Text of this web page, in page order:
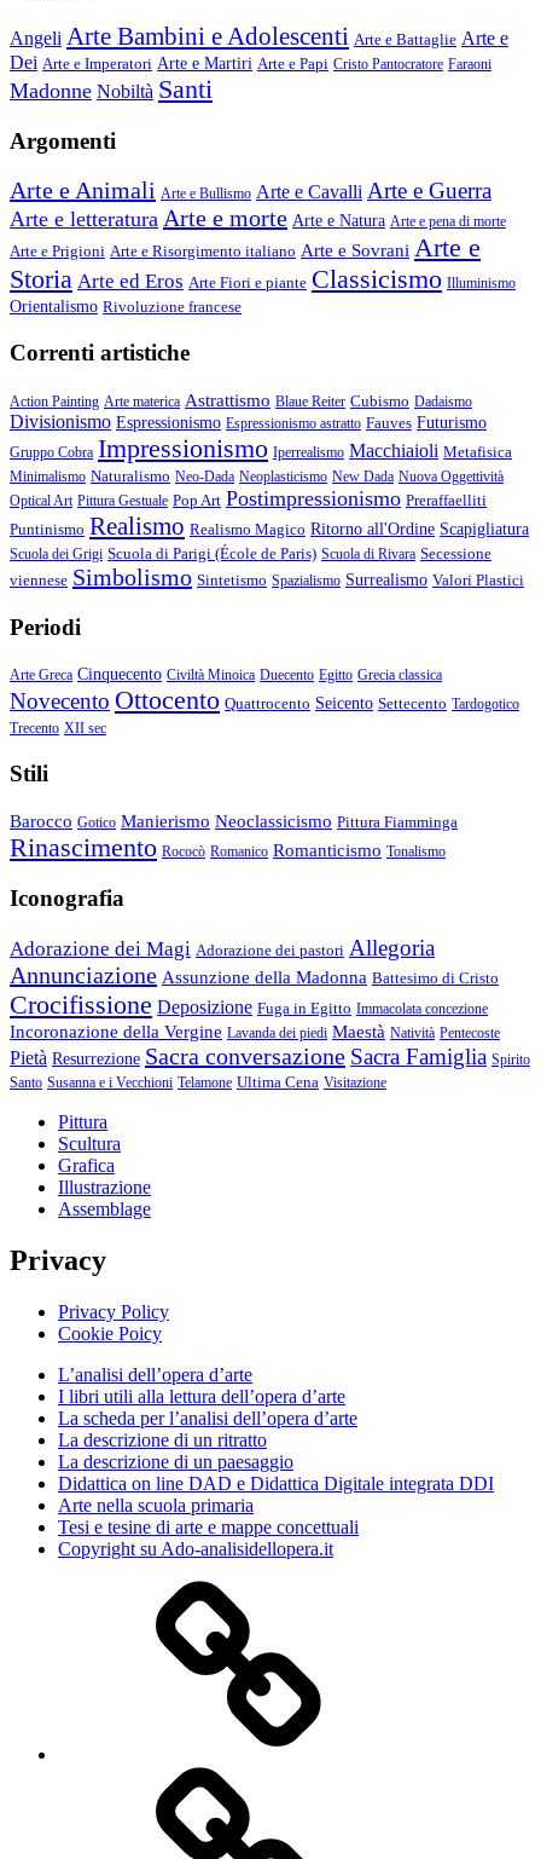
Angeli Arte Bambini e Adolescenti Arte e Battaglie Arte e
Dei Arte e Imperatori Arte e Martiri Arte e Papi Cristo Pantocratore Faraoni
Madonne Nobiltà Santi
Argomenti
Arte e Animali Arte e Bullismo Arte e Cavalli Arte e Guerra
Arte e letteratura Arte e morte Arte e Natura Arte e pena di morte
Arte e Prigioni Arte e Risorgimento italiano Arte e Sovrani Arte e
Storia Arte ed Eros Arte Fiori e piante Classicismo Illuminismo
Orientalismo Rivoluzione francese
Correnti artistiche
Action Painting Arte materica Astrattismo Blaue Reiter Cubismo Dadaismo
Divisionismo Espressionismo Espressionismo astratto Fauves Futurismo
Gruppo Cobra Impressionismo Iperrealismo Macchiaioli Metafisica
Minimalismo Naturalismo Neo-Dada Neoplasticismo New Dada Nuova Oggettività
Optical Art Pittura Gestuale Pop Art Postimpressionismo Preraffaelliti
Puntinismo Realismo Realismo Magico Ritorno all'Ordine Scapigliatura
Scuola dei Grigi Scuola di Parigi (École de Paris) Scuola di Rivara Secessione
viennese Simbolismo Sintetismo Spazialismo Surrealismo Valori Plastici
Periodi
Arte Greca Cinquecento Civiltà Minoica Duecento Egitto Grecia classica
Novecento Ottocento Quattrocento Seicento Settecento Tardogotico
Trecento XII sec
Stili
Barocco Gotico Manierismo Neoclassicismo Pittura Fiamminga
Rinascimento Rococò Romanico Romanticismo Tonalismo
Iconografia
Adorazione dei Magi Adorazione dei pastori Allegoria
Annunciazione Assunzione della Madonna Battesimo di Cristo
Crocifissione Deposizione Fuga in Egitto Immacolata concezione
Incoronazione della Vergine Lavanda dei piedi Maestà Natività Pentecoste
Pietà Resurrezione Sacra conversazione Sacra Famiglia Spirito
Santo Susanna e i Vecchioni Telamone Ultima Cena Visitazione
Pittura
Scultura
Grafica
Illustrazione
Assemblage
Privacy
Privacy Policy
Cookie Poicy
L’analisi dell’opera d’arte
I libri utili alla lettura dell’opera d’arte
La scheda per l’analisi dell’opera d’arte
La descrizione di un ritratto
La descrizione di un paesaggio
Didattica on line DAD e Didattica Digitale integrata DDI
Arte nella scuola primaria
Tesi e tesine di arte e mappe concettuali
Copyright su Ado-analisidellopera.it